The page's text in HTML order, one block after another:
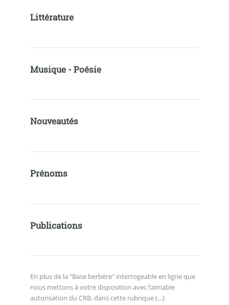
Littérature
Musique - Poésie
Nouveautés
Prénoms
Publications
En plus de la "Base berbère" interrogeable en ligne que
nous mettons à votre disposition avec l’aimable
autorisation du CRB, dans cette rubrique (…)